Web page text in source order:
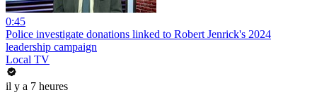
0:45
Police investigate donations linked to Robert Jenrick's 2024
leadership campaign
Local TV
il y a 7 heures